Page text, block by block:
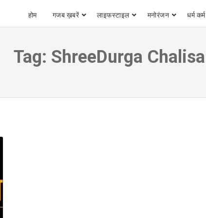
होम गजब ख़बरें लाइफस्टाइल मनोरंजन धर्म कर्म
Tag: ShreeDurga Chalisa